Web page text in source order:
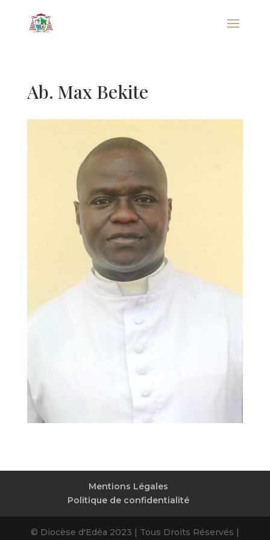
Ab. Max Bekite
Mentions Légales
Politique de confidentialité
© Diocèse d'Edéa 2023 | Tous Droits Réservés |